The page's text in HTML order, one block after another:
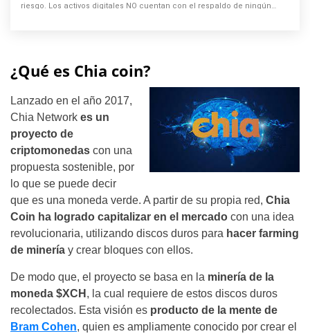
riesgo. Los activos digitales NO cuentan con el respaldo de ningún
¿Qué es Chia coin?
Lanzado en el año 2017,
Chia Network es un
proyecto de
criptomonedas con una
propuesta sostenible, por
lo que se puede decir
que es una moneda verde. A partir de su propia red, Chia
Coin ha logrado capitalizar en el mercado con una idea
revolucionaria, utilizando discos duros para hacer farming
de minería y crear bloques con ellos.
De modo que, el proyecto se basa en la minería de la
moneda $XCH , la cual requiere de estos discos duros
recolectados. Esta visión es producto de la mente de
Bram Cohen, quien es ampliamente conocido por crear el